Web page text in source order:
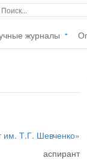
журналы
им. Т.Г. Шевченко»
аспирант